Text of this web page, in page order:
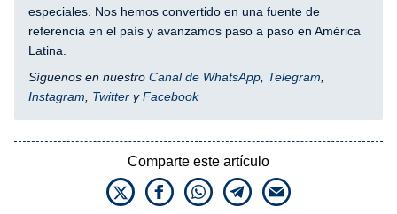
especiales. Nos hemos convertido en una fuente de
referencia en el país y avanzamos paso a paso en América
Latina.
Síguenos en nuestro Canal de WhatsApp Telegram
Instagram
Twitter yFacebook
Comparte este artículo